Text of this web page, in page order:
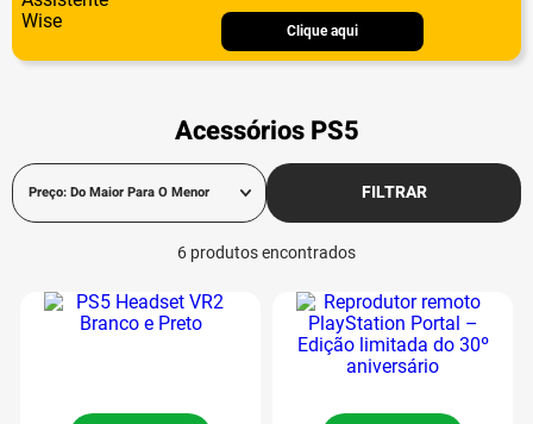
Clique aqui
Acessórios PS5
Preço: Do Maior Para O Menor FILTRAR
6 produtos